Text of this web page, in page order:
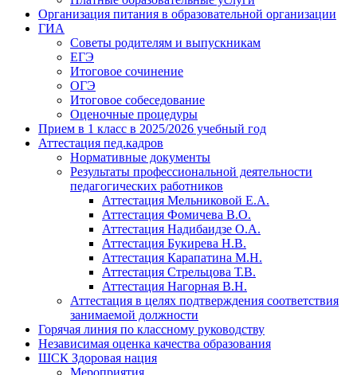
Организация питания в образовательной организации
ГИА
Советы родителям и выпускникам
ЕГЭ
Итоговое сочинение
ОГЭ
Итоговое собеседование
Оценочные процедуры
Прием в 1 класс в 2025/2026 учебный год
Аттестация пед.кадров
Нормативные документы
Результаты профессиональной деятельности
педагогических работников
Аттестация Мельниковой Е.А.
Аттестация Фомичева В.О.
Аттестация Надибаидзе О.А.
Аттестация Букирева Н.В.
Аттестация Карапатина М.Н.
Аттестация Стрельцова Т.В.
Аттестация Нагорная В.Н.
Аттестация в целях подтверждения соответствия
занимаемой должности
Горячая линия по классному руководству
Независимая оценка качества образования
ШСК Здоровая нация
Мероприятия